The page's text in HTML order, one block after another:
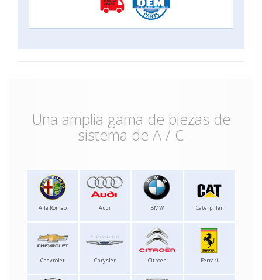
Una amplia gama de piezas de
sistema de A / C
Alfa Romeo Audi BMW Caterpillar
Chevrolet Chrysler Citroen Ferrari